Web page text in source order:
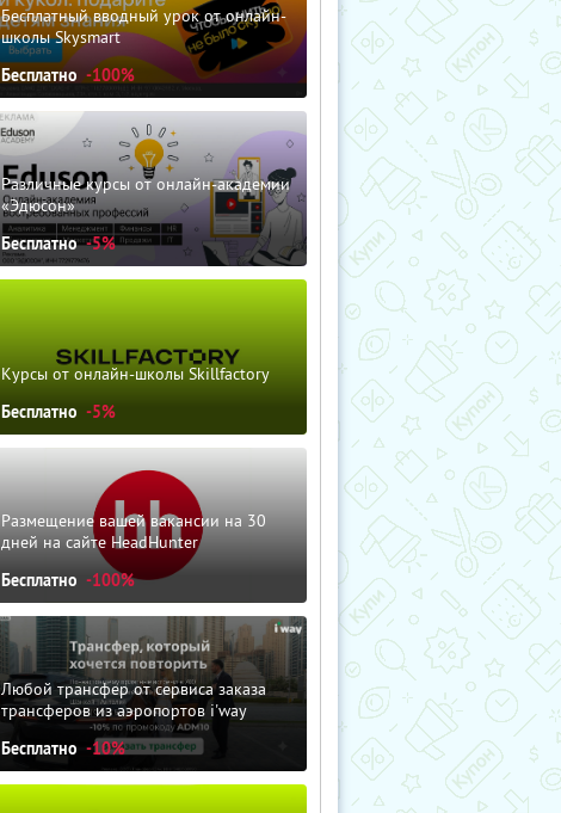
Бесплатный вводный урок от онлайн-
школы Skysmart
Бесплатно -100%
Различные курсы от онлайн-академии
«Эдюсон»
Бесплатно -5%
Курсы от онлайн-школы Skillfactory
Бесплатно -5%
Размещение вашей вакансии на 30
дней на сайте HeadHunter
Бесплатно -100%
Любой трансфер от сервиса заказа
трансферов из аэропортов i'way
Бесплатно -10%